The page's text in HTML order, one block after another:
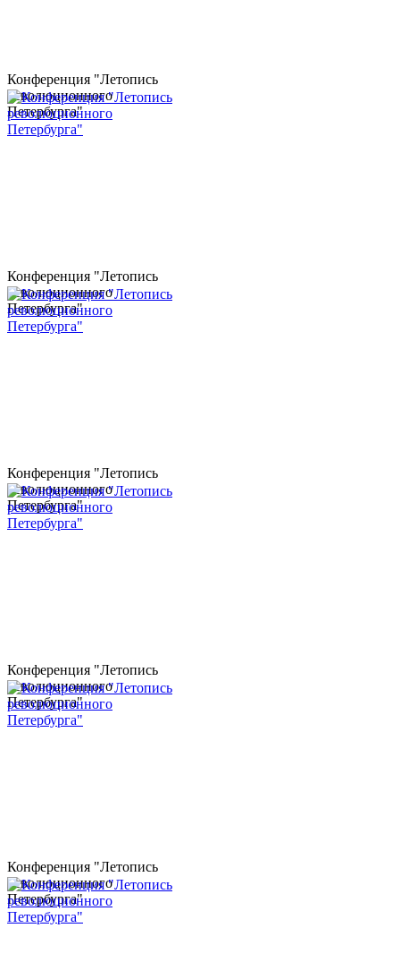
Конференция "Летопись
революционного
Петербурга"
Конференция "Летопись
революционного
Петербурга"
Конференция "Летопись
революционного
Петербурга"
Конференция "Летопись
революционного
Петербурга"
Конференция "Летопись
революционного
Петербурга"